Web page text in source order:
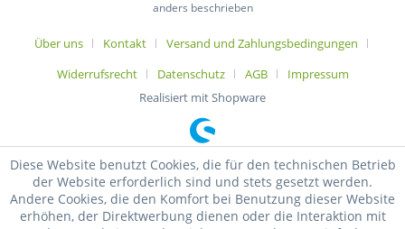
anders beschrieben
Über uns Kontakt
Versand und Zahlungsbedingungen
Widerrufsrecht
Datenschutz AGB
Impressum
Realisiert mit Shopware
Diese Website benutzt Cookies, die für den technischen Betrieb
der Website erforderlich sind und stets gesetzt werden.
Andere Cookies, die den Komfort bei Benutzung dieser Website
erhöhen, der Direktwerbung dienen oder die Interaktion mit